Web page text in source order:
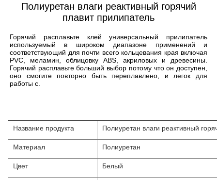
Полиуретан влаги реактивный горячий
плавит прилипатель
Горячий расплавьте клей универсальный прилипатель
используемый в широком диапазоне применений и
соответствующий для почти всего кольцевания края включая
PVC, меламин, облицовку ABS, акриловых и древесины.
Горячий расплавьте больший выбор потому что он доступен,
оно смогите повторно быть переплавлено, и легок для
работы с.
Название продукта Полиуретан влаги реактивный
Материал Полиуретан
Цвет Белый